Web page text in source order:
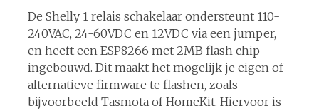
De Shelly 1 relais schakelaar ondersteunt 110-
240VAC, 24-60VDC en 12VDC via een jumper,
en heeft een ESP8266 met 2MB flash chip
ingebouwd. Dit maakt het mogelijk je eigen of
alternatieve firmware te flashen, zoals
bijvoorbeeld Tasmota of HomeKit. Hiervoor is